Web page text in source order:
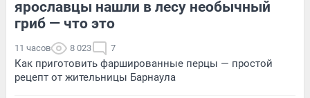
ярославцы нашли в лесу необычный
гриб — что это
11 часов 8 023 7
Как приготовить фаршированные перцы — простой
рецепт от жительницы Барнаула